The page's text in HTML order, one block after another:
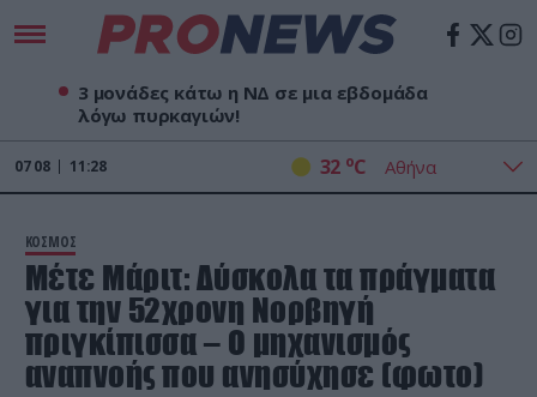
3 μονάδες κάτω η ΝΔ σε μια εβδομάδα
λόγω πυρκαγιών!
07 08 11:28 32 oC
ΚΟΣΜΟΣ
Μέτε Μάριτ: Δύσκολα τα πράγματα
για την 52χρονη Νορβηγή
πριγκίπισσα – Ο μηχανισμός
αναπνοής που ανησύχησε (φωτο)